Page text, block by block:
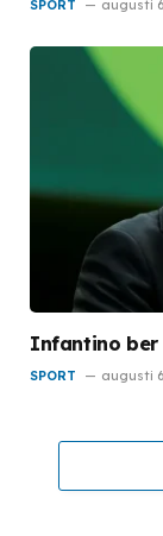
SPORT augusti
Infantino ber
SPORT augusti